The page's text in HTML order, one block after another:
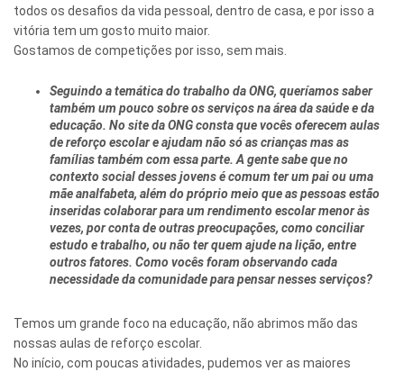
todos os desafios da vida pessoal, dentro de casa, e por isso a
vitória tem um gosto muito maior.
Gostamos de competições por isso, sem mais.
Seguindo a temática do trabalho da ONG, queríamos saber
também um pouco sobre os serviços na área da saúde e da
educação. No site da ONG consta que vocês oferecem aulas
de reforço escolar e ajudam não só as crianças mas as
famílias também com essa parte. A gente sabe que no
contexto social desses jovens é comum ter um pai ou uma
mãe analfabeta, além do próprio meio que as pessoas estão
inseridas colaborar para um rendimento escolar menor às
vezes, por conta de outras preocupações, como conciliar
estudo e trabalho, ou não ter quem ajude na lição, entre
outros fatores. Como vocês foram observando cada
necessidade da comunidade para pensar nesses serviços?
Temos um grande foco na educação, não abrimos mão das
nossas aulas de reforço escolar.
No início, com poucas atividades, pudemos ver as maiores